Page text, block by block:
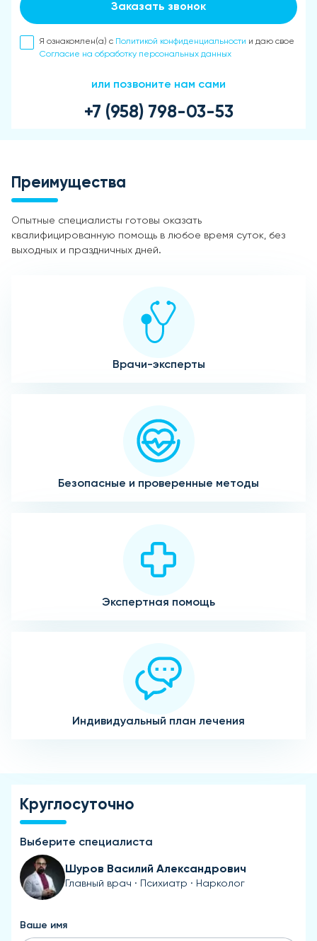
Заказать звонок
Я ознакомлен(а) с Политикой конфиденциальности и даю свое
Согласие на обработку персональных данных
или позвоните нам сами
+7 (958) 798-03-53
Преимущества
Опытные специалисты готовы оказать
квалифицированную помощь в любое время суток, без
выходных и праздничных дней.
Врачи-эксперты
Безопасные и проверенные методы
Экспертная помощь
Индивидуальный план лечения
Круглосуточно
Выберите специалиста
Шуров Василий Александрович
Главный врач · Психиатр · Нарколог
Ваше имя